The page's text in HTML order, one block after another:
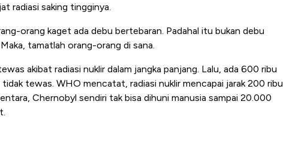
radiasi saking tingginya.
orang kaget ada debu bertebaran. Padahal itu bukan debu
tamatlah orang-orang di sana.
akibat radiasi nuklir dalam jangka panjang. Lalu, ada 600 ribu
tewas. WHO mencatat, radiasi nuklir mencapai jarak 200 ribu
Chernobyl sendiri tak bisa dihuni manusia sampai 20.000